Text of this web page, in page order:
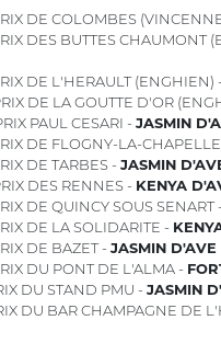
DE COLOMBES
DES BUTTES CHAUMONT
DE L'HERAULT (ENGHIEN) -
DE LA GOUTTE D'OR
PAUL CESARI - JASMIN
DE FLOGNY-LA-
DE TARBES - JASMIN
DES RENNES - KENYA
DE QUINCY SOUS SENART -
DE LA SOLIDARITE -
DE BAZET - JASMIN D'AVE
DU PONT DE L'ALMA -
DU STAND PMU - JASMIN
DU BAR CHAMPAGNE DE